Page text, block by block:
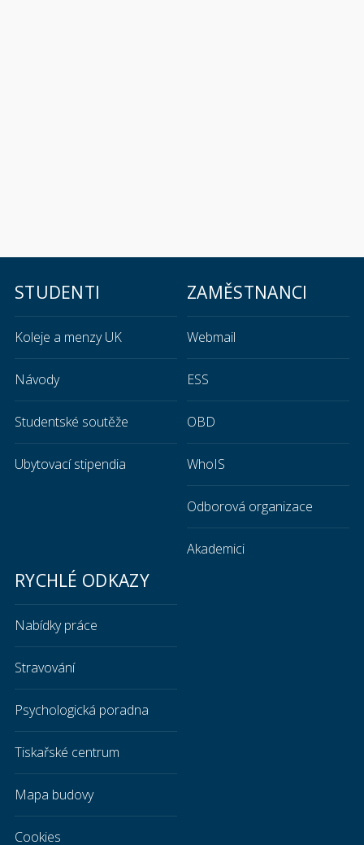
STUDENTI
Koleje a menzy UK
Návody
Studentské soutěže
Ubytovací stipendia
ZAMĚSTNANCI
Webmail
ESS
OBD
WhoIS
Odborová organizace
Akademici
RYCHLÉ ODKAZY
Nabídky práce
Stravování
Psychologická poradna
Tiskařské centrum
Mapa budovy
Cookies